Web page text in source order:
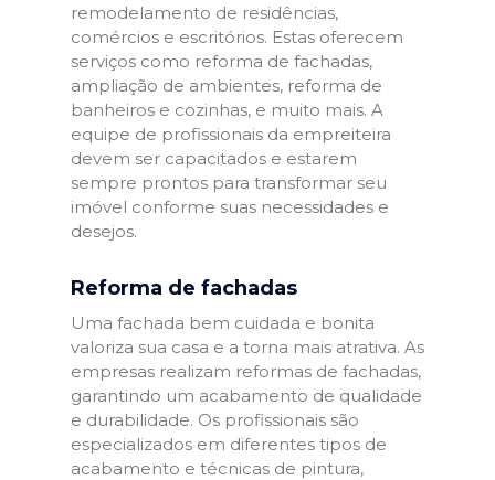
remodelamento de residências,
comércios e escritórios. Estas oferecem
serviços como reforma de fachadas,
ampliação de ambientes, reforma de
banheiros e cozinhas, e muito mais. A
equipe de profissionais da empreiteira
devem ser capacitados e estarem
sempre prontos para transformar seu
imóvel conforme suas necessidades e
desejos.
Reforma de fachadas
Uma fachada bem cuidada e bonita
valoriza sua casa e a torna mais atrativa. As
empresas realizam reformas de fachadas,
garantindo um acabamento de qualidade
e durabilidade. Os profissionais são
especializados em diferentes tipos de
acabamento e técnicas de pintura,